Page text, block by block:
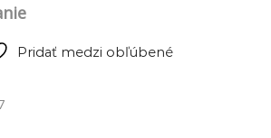
Pridať medzi obľúbené